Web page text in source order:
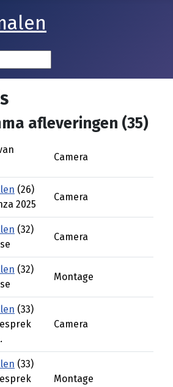
afleveringen (35)
Camera
(26)
2025
Camera
(32)
Camera
(32)
Montage
(33)
Camera
(33)
Montage